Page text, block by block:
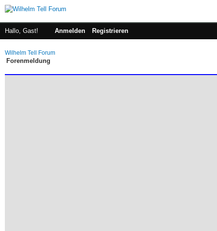
Hallo, Gast! Anmelden Registrieren
Wilhelm Tell Forum
Forenmeldung